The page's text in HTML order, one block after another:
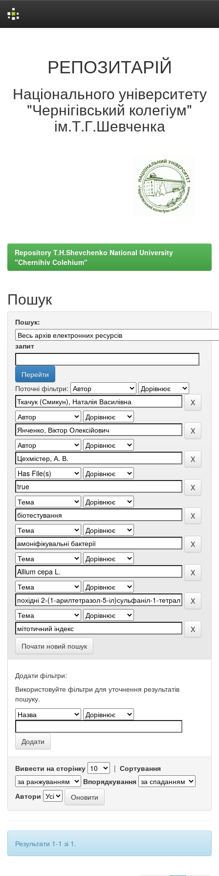
РЕПОЗИТАРІЙ
Національного університету
"Чернігівський колегіум"
ім.Т.Г.Шевченка
Repository T.H.Shevchenko National University
"Chernihiv Colehium"
Пошук
Пошук:
запит
Поточні фільтри:
Почати новий пошук
Додати фільтри:
Використовуйте фільтри для уточнення результатів
пошуку.
Вивести на сторінку | Сортування
Впорядкування
Автори
Результати 1-1 зі 1.